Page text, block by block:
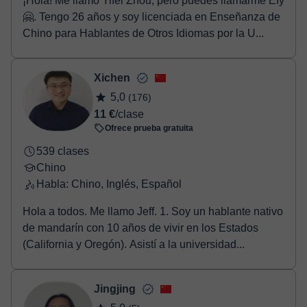
🤗. Tengo 26 años y soy licenciada en Enseñanza de
Chino para Hablantes de Otros Idiomas por la U...
Xichen
5,0 (176)
11 €/clase
Ofrece prueba gratuita
539 clases
Chino
Habla: Chino, Inglés, Español
Hola a todos. Me llamo Jeff. 1. Soy un hablante nativo
de mandarín con 10 años de vivir en los Estados
(California y Oregón). Asistí a la universidad...
Jingjing